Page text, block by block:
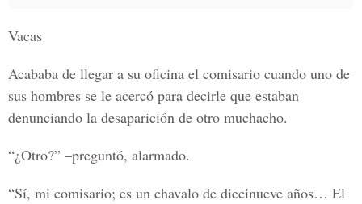
Vacas
Acababa de llegar a su oficina el comisario cuando uno de
sus hombres se le acercó para decirle que estaban
denunciando la desaparición de otro muchacho.
“¿Otro?” –preguntó, alarmado.
“Sí, mi comisario; es un chavalo de diecinueve años… El